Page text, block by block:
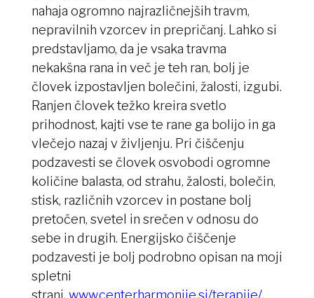
nahaja ogromno najrazličnejših travm,
nepravilnih vzorcev in prepričanj. Lahko si
predstavljamo, da je vsaka travma
nekakšna rana in več je teh ran, bolj je
človek izpostavljen bolečini, žalosti, izgubi.
Ranjen človek težko kreira svetlo
prihodnost, kajti vse te rane ga bolijo in ga
vlečejo nazaj v življenju. Pri čiščenju
podzavesti se človek osvobodi ogromne
količine balasta, od strahu, žalosti, bolečin,
stisk, različnih vzorcev in postane bolj
pretočen, svetel in srečen v odnosu do
sebe in drugih. Energijsko čiščenje
podzavesti je bolj podrobno opisan na moji
spletni
strani, www.centerharmonije.si/terapije/.